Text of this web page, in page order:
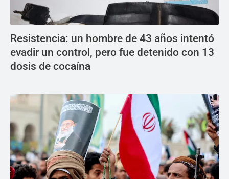
Resistencia: un hombre de 43 años intentó
evadir un control, pero fue detenido con 13
dosis de cocaína